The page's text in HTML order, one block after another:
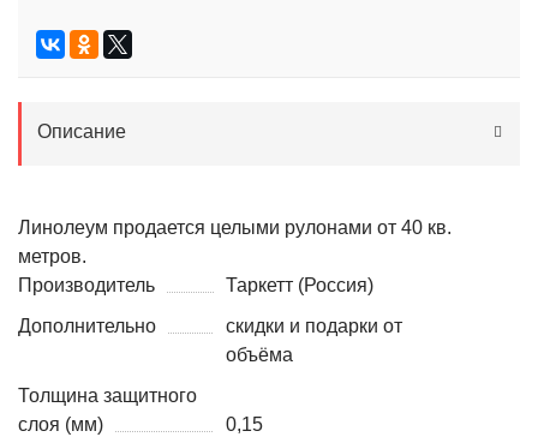
Описание
Линолеум продается целыми рулонами от 40 кв.
метров.
Производитель
Таркетт (Россия)
Дополнительно
скидки и подарки от
объёма
Толщина защитного
слоя (мм)
0,15